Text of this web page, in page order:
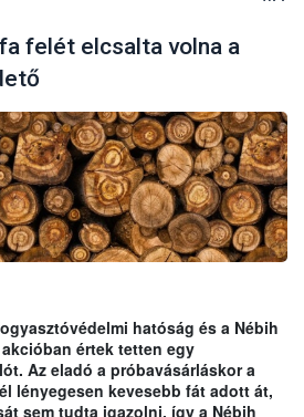
felét elcsalta volna a
hatóság és a Nébih
értek tetten egy
Az eladó a próbavásárláskor a
lényegesen kevesebb fát adott át,
sem tudta igazolni, így a Nébih